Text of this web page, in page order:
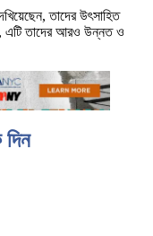
তাদের উৎসাহিত
এটি তাদের আরও উন্নত ও